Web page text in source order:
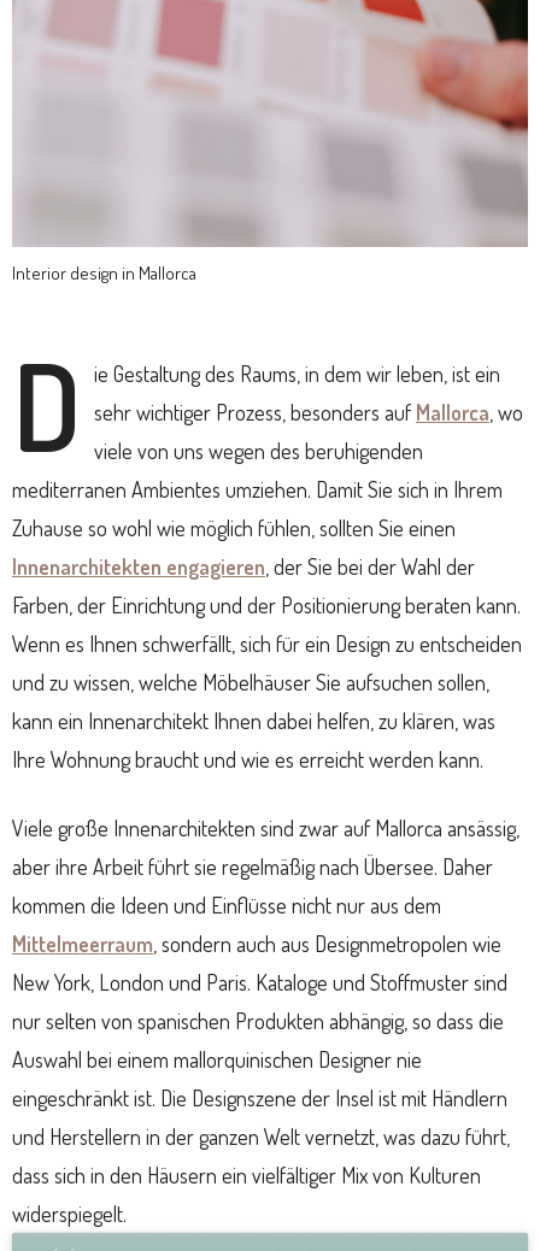
Interior design in Mallorca
D
ie Gestaltung des Raums, in dem wir leben, ist ein
sehr wichtiger Prozess, besonders auf Mallorca , wo
viele von uns wegen des beruhigenden
mediterranen Ambientes umziehen. Damit Sie sich in Ihrem
Zuhause so wohl wie möglich fühlen, sollten Sie einen
Innenarchitekten engagieren , der Sie bei der Wahl der
Farben, der Einrichtung und der Positionierung beraten kann.
Wenn es Ihnen schwerfällt, sich für ein Design zu entscheiden
und zu wissen, welche Möbelhäuser Sie aufsuchen sollen,
kann ein Innenarchitekt Ihnen dabei helfen, zu klären, was
Ihre Wohnung braucht und wie es erreicht werden kann.
Viele große Innenarchitekten sind zwar auf Mallorca ansässig,
aber ihre Arbeit führt sie regelmäßig nach Übersee. Daher
kommen die Ideen und Einflüsse nicht nur aus dem
Mittelmeerraum , sondern auch aus Designmetropolen wie
New York, London und Paris. Kataloge und Stoffmuster sind
nur selten von spanischen Produkten abhängig, so dass die
Auswahl bei einem mallorquinischen Designer nie
eingeschränkt ist. Die Designszene der Insel ist mit Händlern
und Herstellern in der ganzen Welt vernetzt, was dazu führt,
dass sich in den Häusern ein vielfältiger Mix von Kulturen
widerspiegelt.